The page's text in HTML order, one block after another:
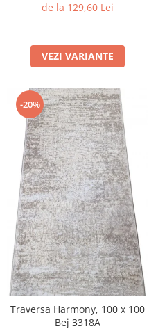
de la 129,60 Lei
VEZI VARIANTE
-20%
Traversa Harmony, 100 x 100
Bej 3318A